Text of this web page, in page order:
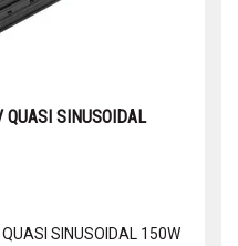
SINUSOIDAL
SINUSOIDAL 150W